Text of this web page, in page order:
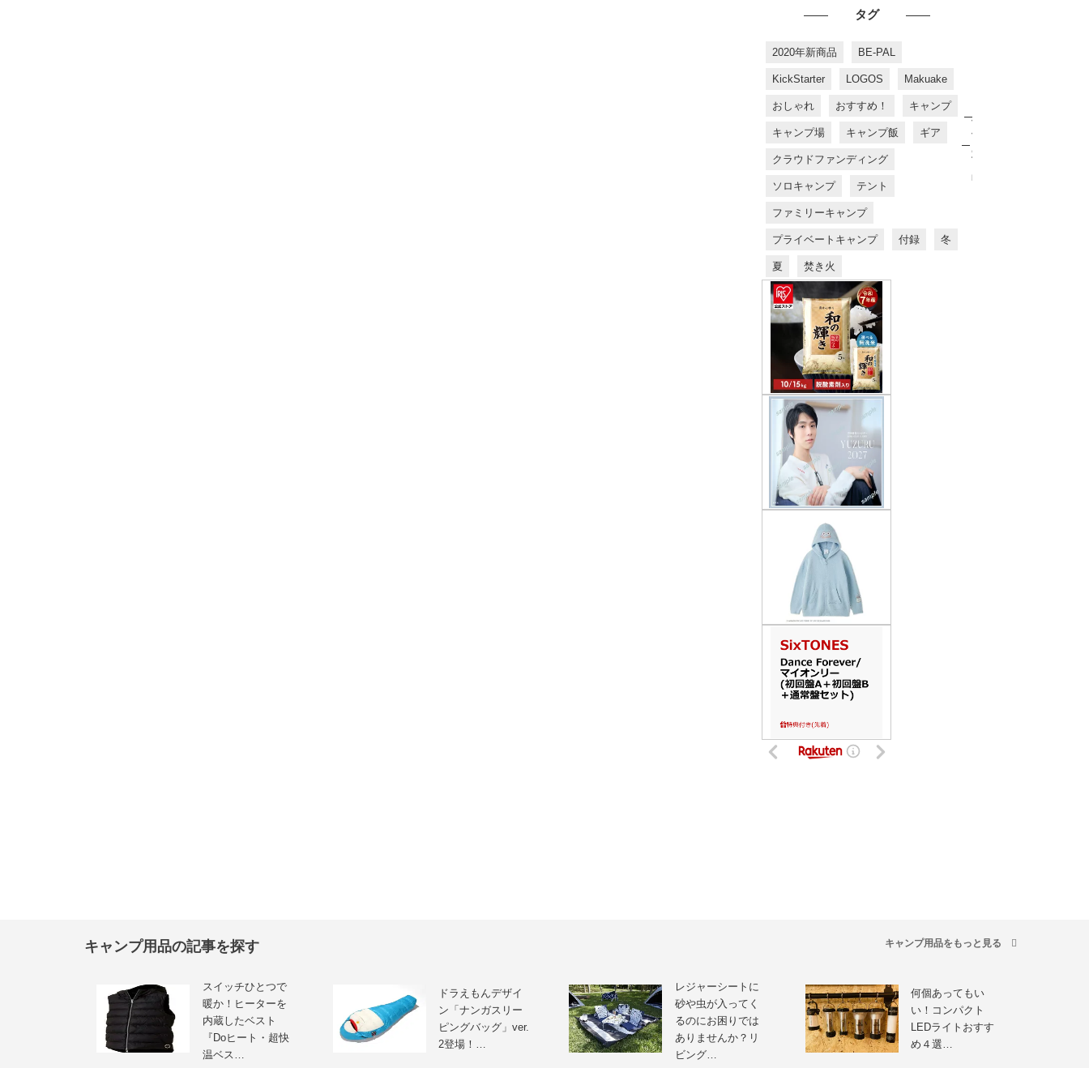
タグ
2020年新商品 BE-PAL
KickStarter LOGOS Makuake
おしゃれ おすすめ！ キャンプ
キャンプ場 キャンプ飯 ギア
クラウドファンディング
ソロキャンプ テント
ファミリーキャンプ
プライベートキャンプ 付録 冬
夏 焚き火
す
す
め
商
品
キャンプ用品の記事を探す キャンプ用品をもっと見る
スイッチひとつで
暖か！ヒーターを
内蔵したベスト
『Doヒート・超快
温ベス…
ドラえもんデザイ
ン「ナンガスリー
ピングバッグ」ver.
2登場！…
レジャーシートに
砂や虫が入ってく
るのにお困りでは
ありませんか？リ
ビング…
何個あってもい
い！コンパクト
LEDライトおすす
め４選…